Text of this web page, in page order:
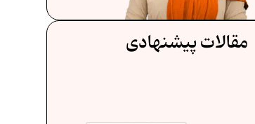
مقالات پیشنهادی